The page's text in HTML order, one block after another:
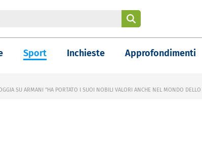
Sport Inchieste Approfondimenti
SU ARMANI "HA PORTATO I SUOI NOBILI VALORI ANCHE NEL MONDO